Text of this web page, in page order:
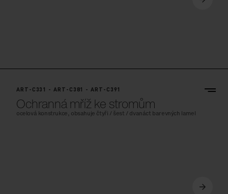
ART-C331 - ART-C381 - ART-C391
Ochranná mříž ke stromům
ocelová konstrukce, obsahuje čtyři / šest / dvanáct barevných lamel